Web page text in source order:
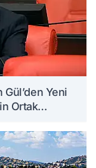
Yeni
Ortak